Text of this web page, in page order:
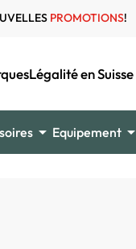
PROMOTIONS!
Légalité en Suisse
 Equipement 